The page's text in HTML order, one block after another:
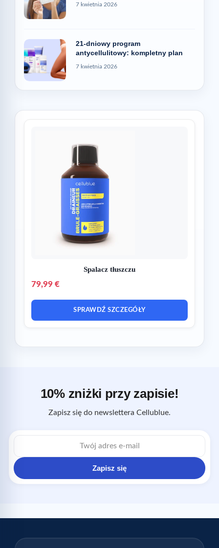
7 kwietnia 2026
21-dniowy program
antycellulitowy: kompletny plan
7 kwietnia 2026
Spalacz tłuszczu
79,99 €
SPRAWDŹ SZCZEGÓŁY
10% zniżki przy zapisie!
Zapisz się do newslettera Cellublue.
Adres
e-
Zapisz się